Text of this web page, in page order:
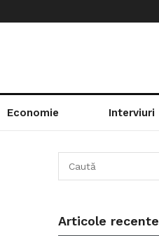
Economie Interviuri
Articole recente